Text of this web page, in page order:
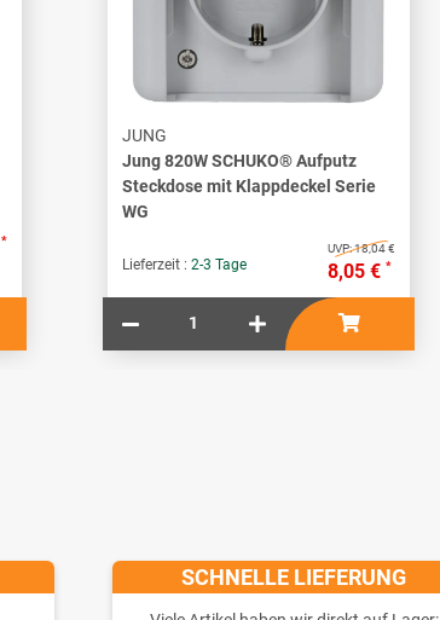
*
JUNG
Jung 820W SCHUKO® Aufputz
Steckdose mit Klappdeckel Serie
WG
Lieferzeit : 2-3 Tage
UVP:18,04 €
8,05 € *
SCHNELLE LIEFERUNG